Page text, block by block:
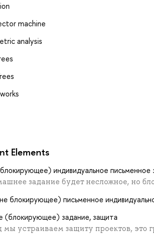
machine
analysis
Elements
индивидуальное письменное
задание будет несложное, но
блокирующее) письменное
(блокирующее) задание, защита
устраиваем защиту проектов, это